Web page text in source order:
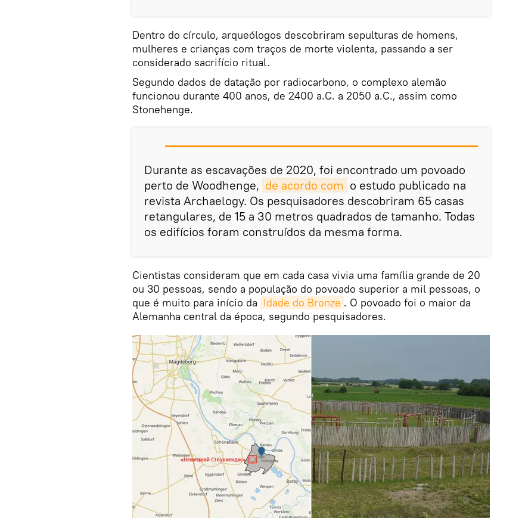
Dentro do círculo, arqueólogos descobriram sepulturas de homens,
mulheres e crianças com traços de morte violenta, passando a ser
considerado sacrifício ritual.
Segundo dados de datação por radiocarbono, o complexo alemão
funcionou durante 400 anos, de 2400 a.C. a 2050 a.C., assim como
Stonehenge.
Durante as escavações de 2020, foi encontrado um povoado
perto de Woodhenge, de acordo com o estudo publicado na
revista Archaelogy. Os pesquisadores descobriram 65 casas
retangulares, de 15 a 30 metros quadrados de tamanho. Todas
os edifícios foram construídos da mesma forma.
Cientistas consideram que em cada casa vivia uma família grande de 20
ou 30 pessoas, sendo a população do povoado superior a mil pessoas, o
que é muito para início da Idade do Bronze . O povoado foi o maior da
Alemanha central da época, segundo pesquisadores.